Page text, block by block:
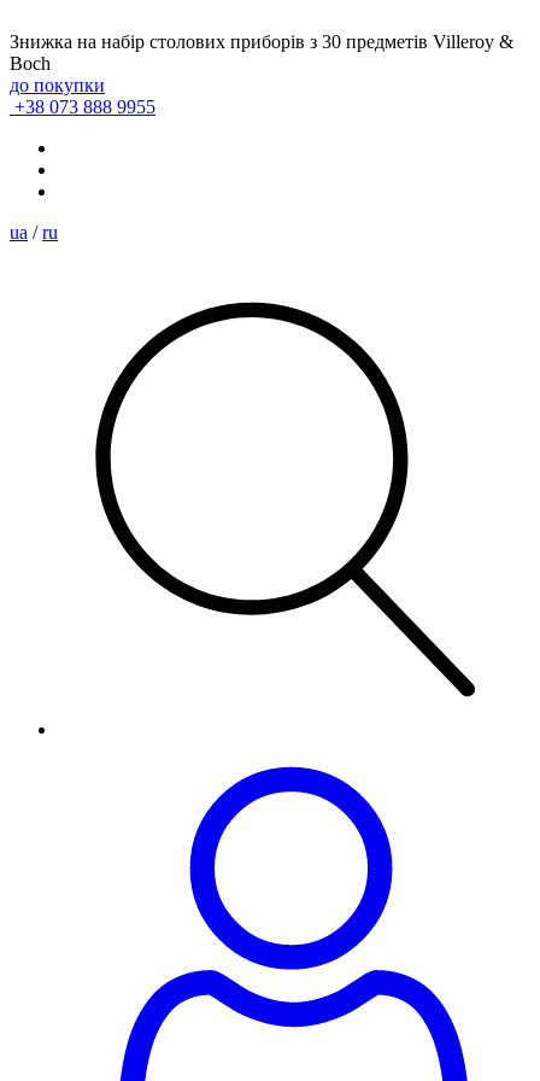
Знижка на набір столових приборів з 30 предметів Villeroy &
Boch
до покупки
+38 073 888 9955
ua / ru